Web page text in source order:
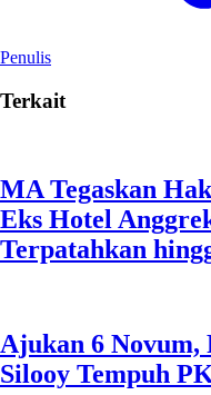
Penulis
Terkait
MA Tegaskan
Eks Hotel
Terpatahkan
Ajukan 6 Novum,
Silooy Tempuh